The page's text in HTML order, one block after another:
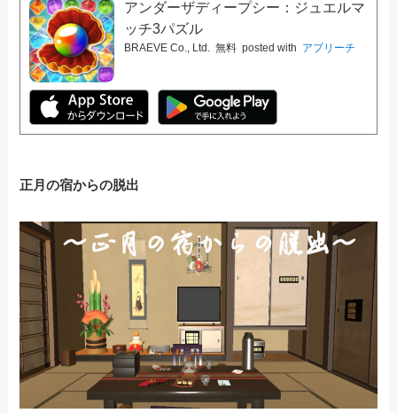
アンダーザディープシー：ジュエルマ
ッチ3パズル
BRAEVE Co., Ltd. 無料 posted with アプリーチ
正月の宿からの脱出